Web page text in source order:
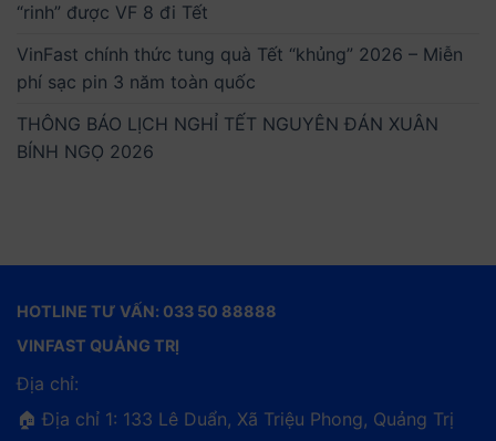
“rinh” được VF 8 đi Tết
VinFast chính thức tung quà Tết “khủng” 2026 – Miễn
phí sạc pin 3 năm toàn quốc
THÔNG BÁO LỊCH NGHỈ TẾT NGUYÊN ĐÁN XUÂN
BÍNH NGỌ 2026
HOTLINE TƯ VẤN: 033 50 88888
VINFAST QUẢNG TRỊ
Địa chỉ:
🏠 Địa chỉ 1: 133 Lê Duẩn, Xã Triệu Phong, Quảng Trị